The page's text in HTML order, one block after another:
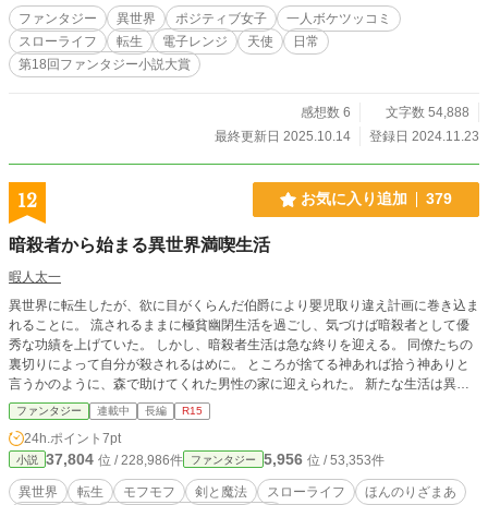
ある日。 『荒鷲亭』によって友達のトーマの実家の店が閉店
するかもしれないことを耳にしたアイラは、『満腹亭』を盛
り立てる為に頑張ろうと決意を新たにする。 その夜、新メ
ニューを考えながら眠りについたアイラは、幼い頃から繰り
が日本から異世界に転生したことに気付く。 そんなアイラが
目を覚ますと、視界の端にある『メニュー』の表示と日本で
の相棒、電子レンジが自分の学習机に乗っかっているのを見
て唖然とする。 『この『メニュー』でUber頼めますか？』 ●
この物語は、転生したOLが神様から貰ったスキルとアイテ
ム、電子レンジがもたらす不思議パワー（ポイント）をフル
ファンタジー 異世界 ポジティブ女子
一人ボケツッコミ
スローライフ
転生 電子レンジ 天使
日常
第18回ファンタジー小説大賞
感想数 6
文字数 54,888
最終更新日 2025.10.14
登録日 2024.11.23
12 お気に入り追加 379
暗殺者から始まる異世界満喫生活
暇人太一
異世界に転生したが、欲に目がくらんだ伯爵により嬰児取り違え計画に巻き込ま
れることに。 流されるままに極貧幽閉生活を過ごし、気づけば暗殺者として優
秀な功績を上げていた。 しかし、暗殺者生活は急な終りを迎える。 同僚たちの
裏切りによって自分が殺されるはめに。 ところが捨てる神あれば拾う神ありと
言うかのように、森で助けてくれた男性の家に迎えられた。 新たな生活は異世
界を満喫したい。
ファンタジー 連載中 長編 R15
24h.ポイント 7pt
小説 37,804 位 / 228,986件 ファンタジー 5,956 位 / 53,353件
異世界 転生 モフモフ 剣と魔法 スローライフ
ほんのりざまあ